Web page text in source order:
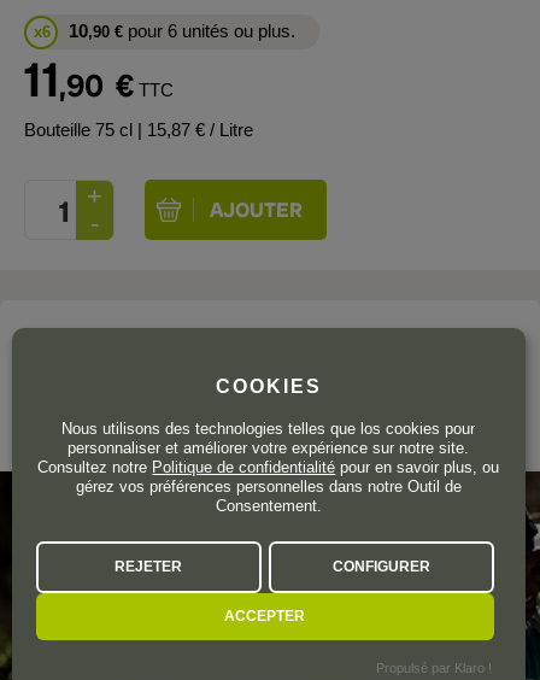
x6 10,90 € pour 6 unités ou plus.
11,90 € TTC
Bouteille 75 cl | 15,87 € / Litre
RAFAEL CAMBRA
Valencia
COOKIES
Nous utilisons des technologies telles que los cookies pour
personnaliser et améliorer votre expérience sur notre site.
Consultez notre Politique de confidentialité pour en savoir plus, ou
gérez vos préférences personnelles dans notre Outil de
Consentement.
REJETER CONFIGURER
ACCEPTER
Propulsé par Klaro !